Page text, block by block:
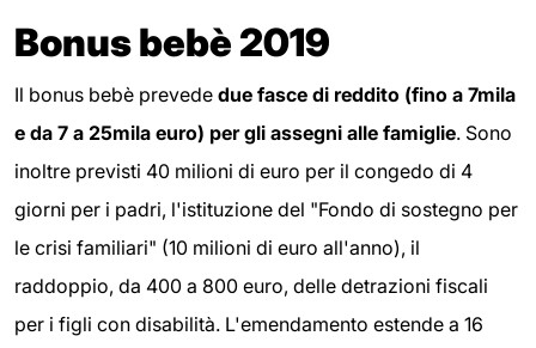
Bonus bebè 2019
Il bonus bebè prevede due fasce di reddito (fino a 7mila
e da 7 a 25mila euro) per gli assegni alle famiglie. Sono
inoltre previsti 40 milioni di euro per il congedo di 4
giorni per i padri, l'istituzione del "Fondo di sostegno per
le crisi familiari" (10 milioni di euro all'anno), il
raddoppio, da 400 a 800 euro, delle detrazioni fiscali
per i figli con disabilità. L'emendamento estende a 16